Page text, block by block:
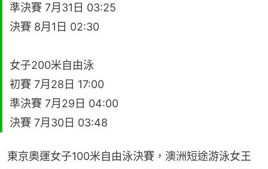
準決賽 7月31日 03:25
決賽 8月1日 02:30
女子200米自由泳
初賽 7月28日 17:00
準決賽 7月29日 04:00
決賽 7月30日 03:48
東京奧運女子100米自由泳決賽，澳洲短途游泳女王